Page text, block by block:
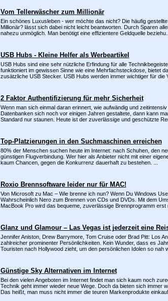
Vom Tellerwäscher zum Millionär
Ein schönes Luxusleben - wer möchte das nicht? Die häufig
Millionär? lässt sich dabei nicht leicht beantworten. Durch Sparen
nahezu unmöglich. Man benötigt eine effizientere Geldquelle beziehu...
USB Hubs - Kleine Helfer als Werbeartikel
USB Hubs sind eine sehr nützliche Erfindung für alle
funktioniert im gewissen Sinne wie eine Mehrfachsteckdose, bietet
zusätzliche USB Stecker. USB Hubs werden immer wichtiger für die
2 Faktor Authentifizierung für mehr Sicherheit
Wenn man sich einmal daran erinnert, wie aufwändig und
Datenbanken sich noch vor einigen Jahren gestaltete, dann kann
Standard nur staunen. Heute ist der zuverlässige und geschützte
Top-Platzierungen in den Suchmaschinen erreichen
80% der Menschen suchen heute im Internet: nach Schuhen, den
günstigen Flugverbindung. Wer hier als Anbieter nicht mit einer
kaum Chancen, gegen die Konkurrenz dauerhaft zu bestehen. ...
Roxio Brennsoftware leider nur für MAC!
Von Microsoft zu Mac – Wie brenne ich nun? Wenn Du Windows
Wahrscheinlich Nero zum Brennen von CDs und DVDs. Mit dem
MacBook Pro wird das bequeme, zuverlässige Brennprogramm erst
Glanz und Glamour – Las Vegas ist jederzeit eine
Jennifer Aniston, Drew Barrymore, Tom Cruise oder Brad Pitt: Los
zahlreicher prominenter Persönlichkeiten. Kein Wunder, dass es
Touristen nach Hollywood zieht, um den persönlichen Idolen so nah
Günstige Sky Alternativen im Internet
Bei den vielen Angeboten im Internet findet man sich kaum noch
Technik geht immer wieder neue Wege. Doch da bieten sich immer
Das heißt, man muss nicht immer die teuren Markenprodukte